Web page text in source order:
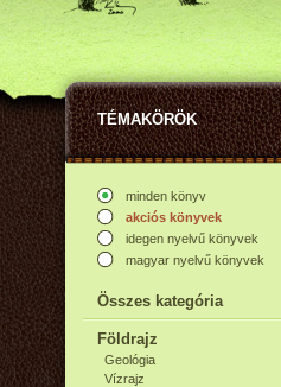
TÉMAKÖRÖK
minden könyv
akciós könyvek
idegen nyelvű könyvek
magyar nyelvű könyvek
Összes kategória
Földrajz
Geológia
Vízrajz